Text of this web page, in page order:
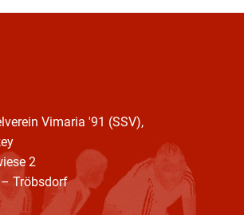
Vimaria '91 (SSV),
2
Tröbsdorf